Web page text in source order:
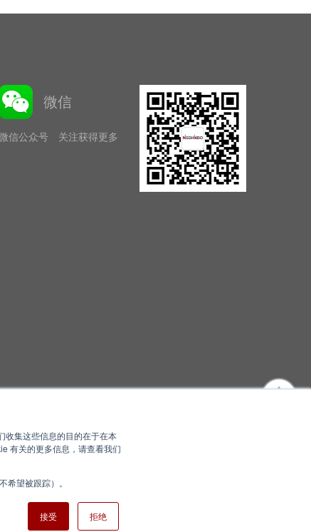
收集这些信息的目的在于在本
有关的更多信息，请查看我们
望被跟踪）。
接受 拒绝
微信
信公众号 关注获得更多